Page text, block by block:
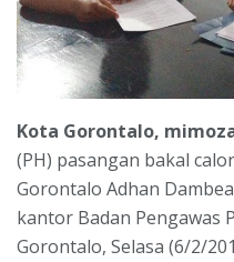
Kota Gorontalo,
(PH) pasangan bakal
Gorontalo Adhan
kantor Badan Pengawas
Gorontalo, Selasa (6/2/